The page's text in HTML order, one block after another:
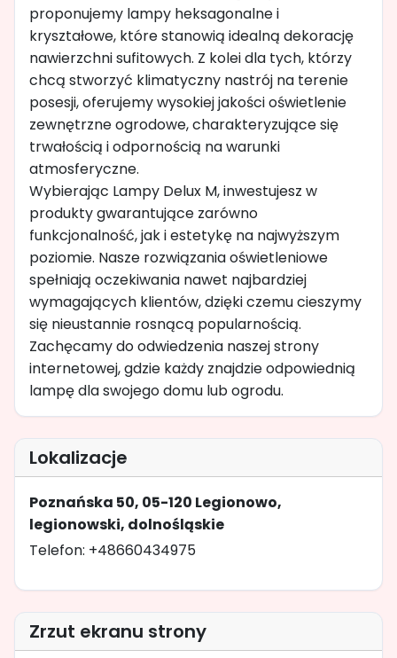
proponujemy lampy heksagonalne i
kryształowe, które stanowią idealną dekorację
nawierzchni sufitowych. Z kolei dla tych, którzy
chcą stworzyć klimatyczny nastrój na terenie
posesji, oferujemy wysokiej jakości oświetlenie
zewnętrzne ogrodowe, charakteryzujące się
trwałością i odpornością na warunki
atmosferyczne.
Wybierając Lampy Delux M, inwestujesz w
produkty gwarantujące zarówno
funkcjonalność, jak i estetykę na najwyższym
poziomie. Nasze rozwiązania oświetleniowe
spełniają oczekiwania nawet najbardziej
wymagających klientów, dzięki czemu cieszymy
się nieustannie rosnącą popularnością.
Zachęcamy do odwiedzenia naszej strony
internetowej, gdzie każdy znajdzie odpowiednią
lampę dla swojego domu lub ogrodu.
Lokalizacje
Poznańska 50, 05-120 Legionowo,
legionowski, dolnośląskie
Telefon: +48660434975
Zrzut ekranu strony